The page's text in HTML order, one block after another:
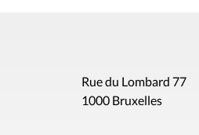
Rue du Lombard 77
1000 Bruxelles